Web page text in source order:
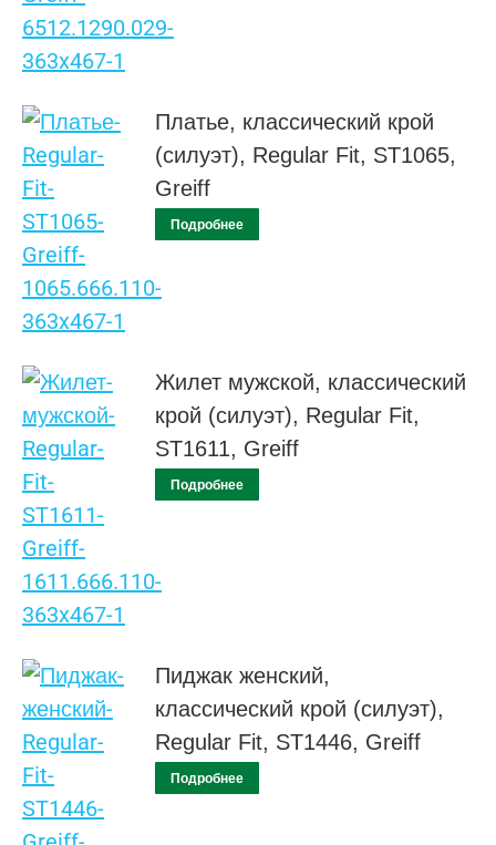
Платье, классический крой
(силуэт), Regular Fit, ST1065,
Greiff
Подробнее
Жилет мужской, классический
крой (силуэт), Regular Fit,
ST1611, Greiff
Подробнее
Пиджак женский,
классический крой (силуэт),
Regular Fit, ST1446, Greiff
Подробнее